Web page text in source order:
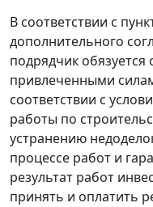
В соответствии с
дополнительного
подрядчик
привлеченными
соответствии с
работы по
устранению
процессе работ и
результат работ
принять и оплатить